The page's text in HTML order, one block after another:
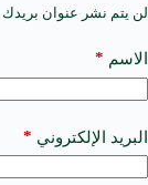
لن يتم نشر عنوان بريدك
الاسم *
البريد الإلكتروني *
A
t
e
a
t
i